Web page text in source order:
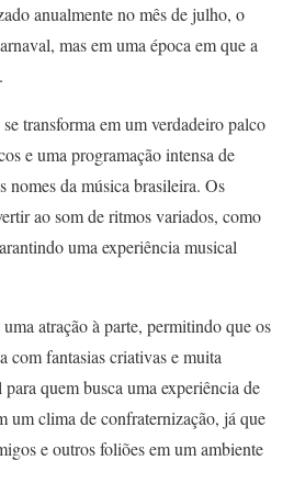
anualmente no mês de julho, o
mas em uma época em que a
transforma em um verdadeiro palco
e uma programação intensa de
nomes da música brasileira. Os
ao som de ritmos variados, como
uma experiência musical
atração à parte, permitindo que os
com fantasias criativas e muita
quem busca uma experiência de
um clima de confraternização, já que
e outros foliões em um ambiente